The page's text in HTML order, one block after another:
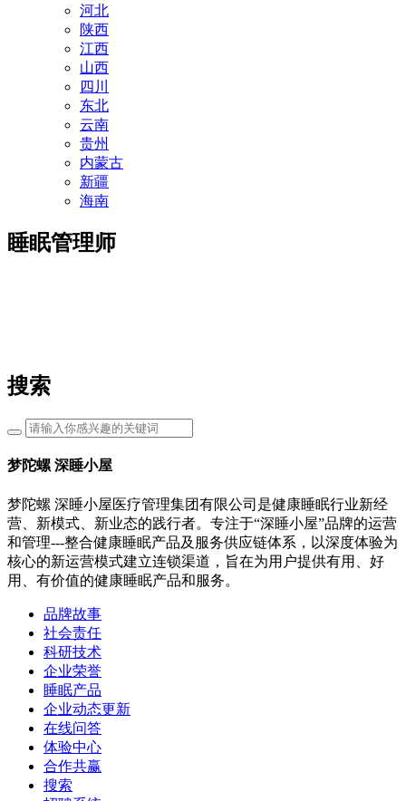
河北
陕西
江西
山西
四川
东北
云南
贵州
内蒙古
新疆
海南
睡眠管理师
搜索
梦陀螺 深睡小屋
梦陀螺 深睡小屋医疗管理集团有限公司是健康睡眠行业新经
营、新模式、新业态的践行者。专注于“深睡小屋”品牌的运营
和管理---整合健康睡眠产品及服务供应链体系，以深度体验为
核心的新运营模式建立连锁渠道，旨在为用户提供有用、好
用、有价值的健康睡眠产品和服务。
品牌故事
社会责任
科研技术
企业荣誉
睡眠产品
企业动态更新
在线问答
体验中心
合作共赢
搜索